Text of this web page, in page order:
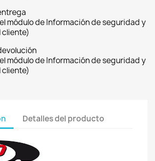
módulo de Información de seguridad y
cliente)
módulo de Información de seguridad y
cliente)
Detalles del producto